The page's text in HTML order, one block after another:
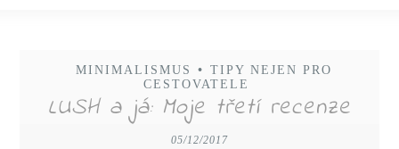
MINIMALISMUS •
TIPY NEJEN PRO
CESTOVATELE
LUSH a já: Moje třetí recenze
05/12/2017